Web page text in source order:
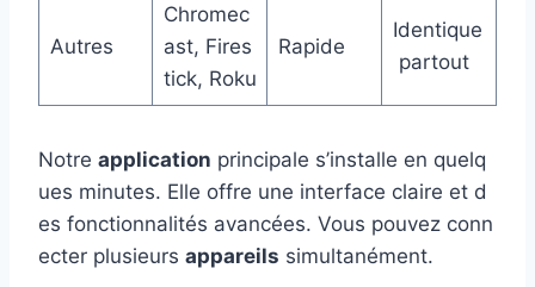
Autres
Chromec
ast, Fires
tick, Roku
Rapide
Identique
partout
Notre application principale s’installe en quelq
ues minutes. Elle offre une interface claire et d
es fonctionnalités avancées. Vous pouvez conn
ecter plusieurs appareils simultanément.